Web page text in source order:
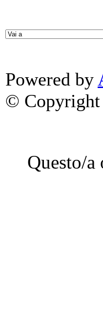
Powered by
© Copyright
Questo/